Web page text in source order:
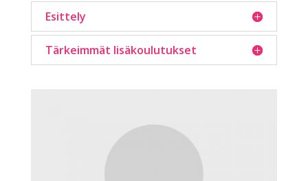
Esittely
Tärkeimmät lisäkoulutukset